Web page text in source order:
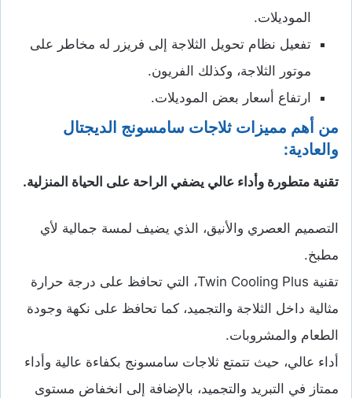
الموديلات.
تفعيل نظام تحويل الثلاجة إلى فريزر له مخاطر على
موتور الثلاجة، وكذلك الفريون.
ارتفاع أسعار بعض الموديلات.
من أهم مميزات ثلاجات سامسونج الديجتال
والعادية:
تقنية متطورة وأداء عالي يضفي الراحة على الحياة المنزلية.
التصميم العصري والأنيق، الذي يضيف لمسة جمالية لأي
مطبخ.
تقنية Twin Cooling Plus، التي تحافظ على درجة حرارة
مثالية داخل الثلاجة والتجميد، كما تحافظ على نكهة وجودة
الطعام والمشروبات.
أداء عالي، حيث تتمتع ثلاجات سامسونج بكفاءة عالية وأداء
ممتاز في التبريد والتجميد، بالإضافة إلى انخفاض مستوى